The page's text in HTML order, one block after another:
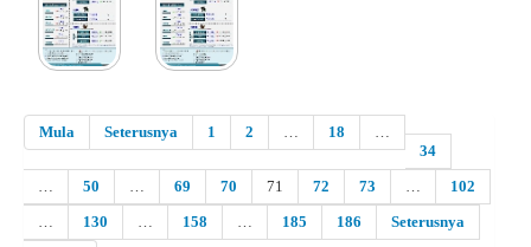
Mula Seterusnya 1 2 … 18
…
34
…
50 … 69 70 71 72 73 …
102
…
130 … 158 … 185 186
Seterusnya